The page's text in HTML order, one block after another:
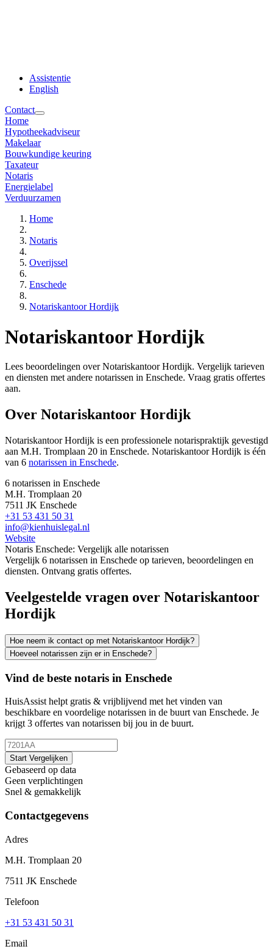
Assistentie
English
Contact
Home
Hypotheekadviseur
Makelaar
Bouwkundige keuring
Taxateur
Notaris
Energielabel
Verduurzamen
Home
Notaris
Overijssel
Enschede
Notariskantoor Hordijk
Notariskantoor Hordijk
Lees beoordelingen over Notariskantoor Hordijk. Vergelijk tarieven
en diensten met andere notarissen in Enschede. Vraag gratis offertes
aan.
Over Notariskantoor Hordijk
Notariskantoor Hordijk is een professionele notarispraktijk gevestigd
aan M.H. Tromplaan 20 in Enschede. Notariskantoor Hordijk is één
van 6 notarissen in Enschede.
6 notarissen in Enschede
M.H. Tromplaan 20
7511 JK Enschede
+31 53 431 50 31
info@kienhuislegal.nl
Website
Notaris Enschede: Vergelijk alle notarissen
Vergelijk 6 notarissen in Enschede op tarieven, beoordelingen en
diensten. Ontvang gratis offertes.
Veelgestelde vragen over Notariskantoor
Hordijk
Hoe neem ik contact op met Notariskantoor Hordijk?
Hoeveel notarissen zijn er in Enschede?
Vind de beste notaris in Enschede
HuisAssist helpt gratis & vrijblijvend met het vinden van
beschikbare en voordelige notarissen in de buurt van Enschede. Je
krijgt 3 offertes van notarissen bij jou in de buurt.
Start Vergelijken
Gebaseerd op data
Geen verplichtingen
Snel & gemakkelijk
Contactgegevens
Adres
M.H. Tromplaan 20
7511 JK Enschede
Telefoon
+31 53 431 50 31
Email